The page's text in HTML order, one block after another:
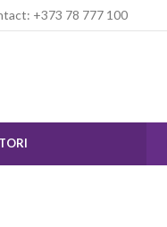
+373 78 777 100